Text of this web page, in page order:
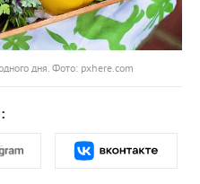
дня. Фото: pxhere.com